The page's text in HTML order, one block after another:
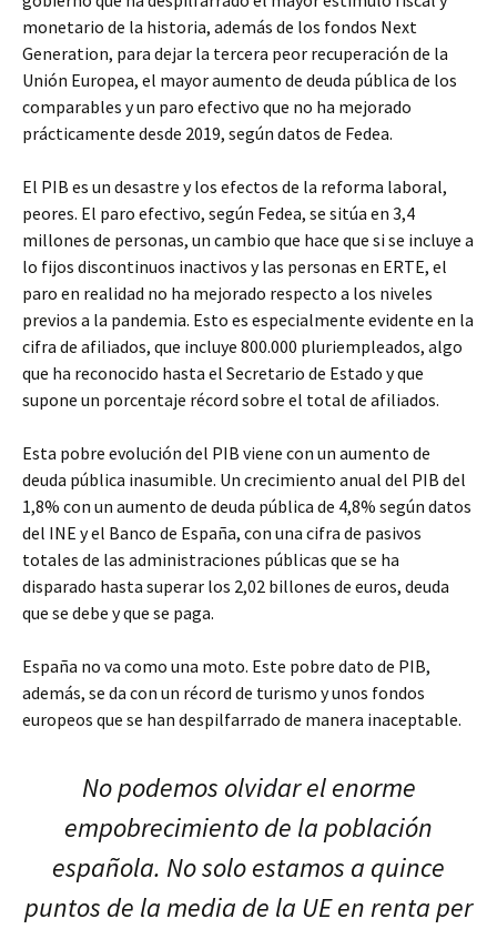
monetario de la historia, además de los fondos Next
Generation, para dejar la tercera peor recuperación de la
Unión Europea, el mayor aumento de deuda pública de los
comparables y un paro efectivo que no ha mejorado
prácticamente desde 2019, según datos de Fedea.
El PIB es un desastre y los efectos de la reforma laboral,
peores. El paro efectivo, según Fedea, se sitúa en 3,4
millones de personas, un cambio que hace que si se incluye a
lo fijos discontinuos inactivos y las personas en ERTE, el
paro en realidad no ha mejorado respecto a los niveles
previos a la pandemia. Esto es especialmente evidente en la
cifra de afiliados, que incluye 800.000 pluriempleados, algo
que ha reconocido hasta el Secretario de Estado y que
supone un porcentaje récord sobre el total de afiliados.
Esta pobre evolución del PIB viene con un aumento de
deuda pública inasumible. Un crecimiento anual del PIB del
1,8% con un aumento de deuda pública de 4,8% según datos
del INE y el Banco de España, con una cifra de pasivos
totales de las administraciones públicas que se ha
disparado hasta superar los 2,02 billones de euros, deuda
que se debe y que se paga.
España no va como una moto. Este pobre dato de PIB,
además, se da con un récord de turismo y unos fondos
europeos que se han despilfarrado de manera inaceptable.
No podemos olvidar el enorme
empobrecimiento de la población
española. No solo estamos a quince
puntos de la media de la UE en renta per